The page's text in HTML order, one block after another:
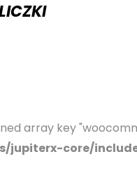
array key
jupiterx-core/